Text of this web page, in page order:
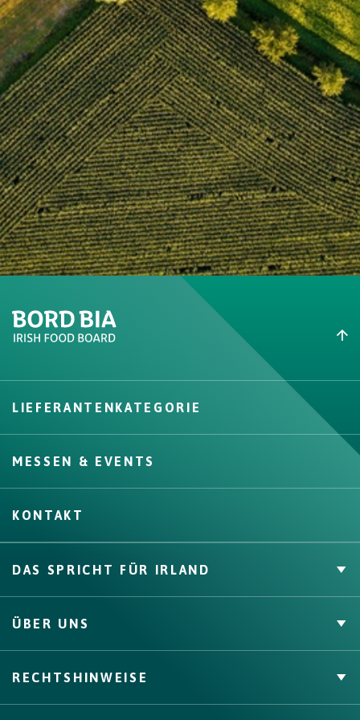
Lieferantenfinden KontaktierenSieuns
EVENT
Create New List
Create
LIEFERANTENKATEGORIE
MESSEN & EVENTS
KONTAKT
DAS SPRICHT FÜR IRLAND
Zahlen & Fakten
Channels, Competencies & Coverage
Qualitätssicherung
ÜBER UNS
Bord Bia
Origin Green
RECHTSHINWEISE